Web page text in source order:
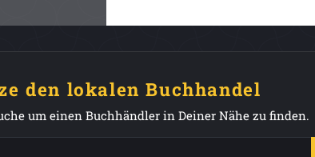
den lokalen Buchhandel
um einen Buchhändler in Deiner Nähe zu finden.